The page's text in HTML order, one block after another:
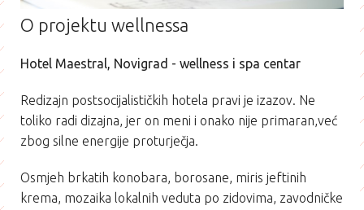
O projektu wellnessa
Hotel Maestral, Novigrad - wellness i spa centar
Redizajn postsocijalističkih hotela pravi je izazov. Ne
toliko radi dizajna, jer on meni i onako nije primaran,već
zbog silne energije proturječja.
Osmjeh brkatih konobara, borosane, miris jeftinih
krema, mozaika lokalnih veduta po zidovima, zavodničke